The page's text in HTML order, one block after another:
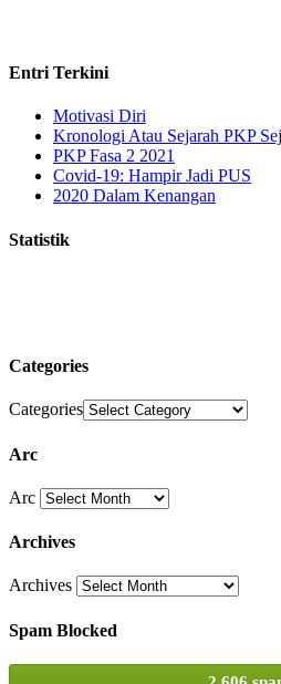
Entri Terkini
Motivasi Diri
Kronologi Atau Sejarah PKP
PKP Fasa 2 2021
Covid-19: Hampir Jadi PUS
2020 Dalam Kenangan
Statistik
Categories
Categories
Arc
Arc
Archives
Archives
Spam Blocked